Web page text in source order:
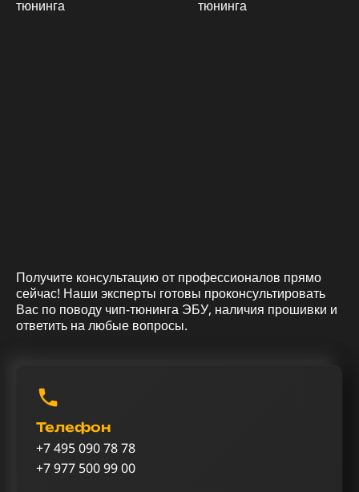
Получите консультацию от профессионалов прямо
сейчас! Наши эксперты готовы проконсультировать
Вас по поводу чип-тюнинга ЭБУ, наличия прошивки и
ответить на любые вопросы.
Телефон
+7 495 090 78 78
+7 977 500 99 00